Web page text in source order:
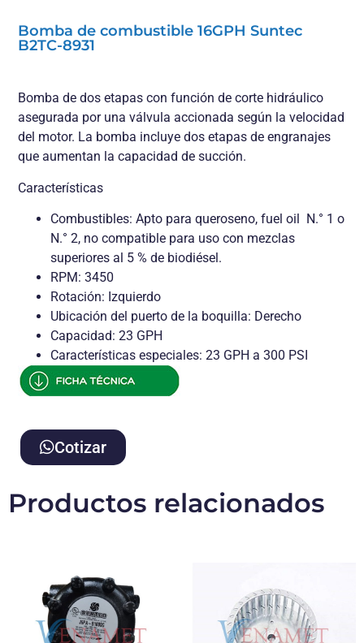
Bomba de combustible 16GPH Suntec
B2TC-8931
Bomba de dos etapas con función de corte hidráulico
asegurada por una válvula accionada según la velocidad
del motor. La bomba incluye dos etapas de engranajes
que aumentan la capacidad de succión.
Características
Combustibles: Apto para queroseno, fuel oil N.° 1 o
N.° 2, no compatible para uso con mezclas
superiores al 5 % de biodiésel.
RPM: 3450
Rotación: Izquierdo
Ubicación del puerto de la boquilla: Derecho
Capacidad: 23 GPH
Características especiales: 23 GPH a 300 PSI
Cotizar
Productos relacionados